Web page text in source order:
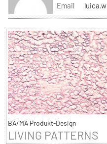
Email
BA/MA Produkt-Design
LIVING PATTERNS